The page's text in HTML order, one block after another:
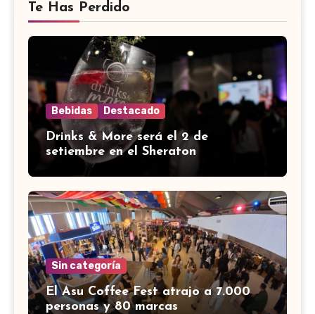
Te Has Perdido
Bebidas Destacado
Drinks & More será el 2 de
setiembre en el Sheraton
Sin categoría
El Asu Coffee Fest atrajo a 7.000
personas y 80 marcas